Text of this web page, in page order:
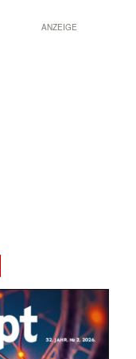
ANZEIGE